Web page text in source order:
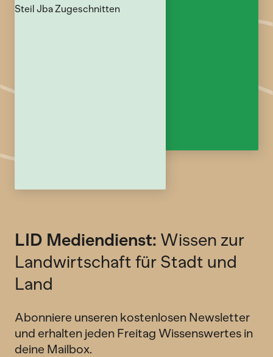
LID Mediendienst: Wissen zur
Landwirtschaft für Stadt und
Land
Abonniere unseren kostenlosen Newsletter
und erhalten jeden Freitag Wissenswertes in
deine Mailbox.